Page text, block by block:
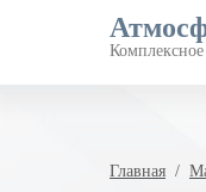
Главная
  /